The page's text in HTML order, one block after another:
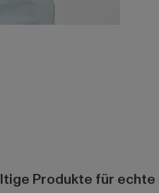
54,99 EUR
Produkte für echte